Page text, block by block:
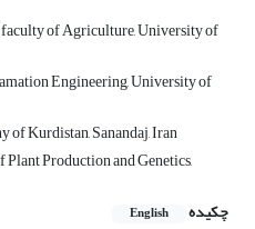
of Agriculture, University of
Engineering, University of
of Kurdistan, Sanandaj, Iran
Production and Genetics,
چکیده
English